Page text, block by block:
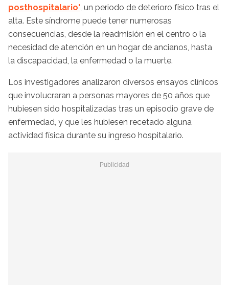
posthospitalario', un periodo de deterioro físico tras el
alta. Este síndrome puede tener numerosas
consecuencias, desde la readmisión en el centro o la
necesidad de atención en un hogar de ancianos, hasta
la discapacidad, la enfermedad o la muerte.
Los investigadores analizaron diversos ensayos clínicos
que involucraran a personas mayores de 50 años que
hubiesen sido hospitalizadas tras un episodio grave de
enfermedad, y que les hubiesen recetado alguna
actividad física durante su ingreso hospitalario.